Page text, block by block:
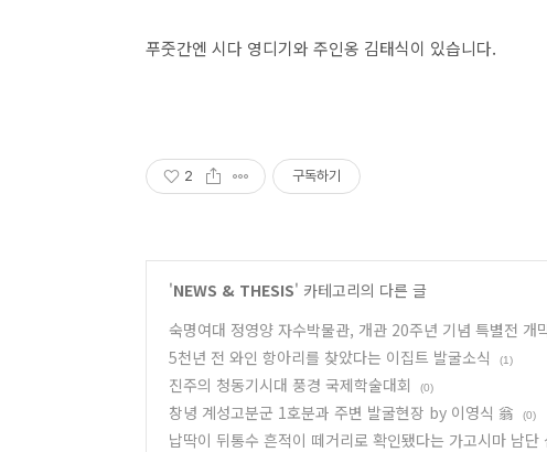
푸줏간엔 시다 영디기와 주인옹 김태식이 있습니다.
2 구독하기
'NEWS & THESIS' 카테고리의 다른 글
숙명여대 정영양 자수박물관, 개관 20주년 기념 특별전 개
5천년 전 와인 항아리를 찾았다는 이집트 발굴소식 (1)
진주의 청동기시대 풍경 국제학술대회 (0)
창녕 계성고분군 1호분과 주변 발굴현장 by 이영식 翁 (0)
납딱이 뒤통수 흔적이 떼거리로 확인됐다는 가고시마 남단